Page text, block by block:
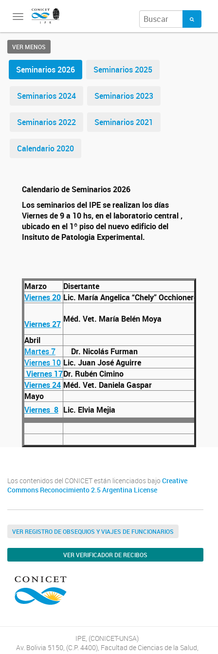
Toggle
VER MENOS
Seminarios 2026 Seminarios 2025
Seminarios 2024 Seminarios 2023
Seminarios 2022 Seminarios 2021
Calendario 2020
Calendario de Seminarios 2026
Los seminarios del IPE se realizan los días
Viernes de 9 a 10 hs, en el laboratorio central ,
ubicado en el 1º piso del nuevo edificio del
Insituto de Patologia Experimental.
Marzo Disertante
Viernes 20 Lic. María Angelica “Chely” Occhionero
Viernes 27 Méd. Vet. María Belén Moya
Abril
Martes 7
Dr. Nicolás Furman
Viernes 10 Lic. Juan José Aguirre
Viernes 17Dr. Rubén Cimino
Viernes 24 Méd. Vet. Daniela Gaspar
Mayo
Viernes 8 Lic. Elvia Mejia
Los contenidos del CONICET están licenciados bajo Creative
Commons Reconocimiento 2.5 Argentina License
VER REGISTRO DE OBSEQUIOS Y VIAJES DE FUNCIONARIOS
VER VERIFICADOR DE RECIBOS
IPE, (CONICET-UNSA)
Av. Bolivia 5150, (C.P. 4400), Facultad de Ciencias de la Salud,